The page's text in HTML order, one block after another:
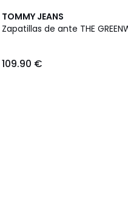
TOMMY JEANS
Zapatillas de ante THE
109.90 €
3
Colores